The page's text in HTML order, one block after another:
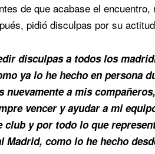
de que acabase el
pidió disculpas por su
disculpas a todos los
ya lo he hecho en persona
nuevamente a mis
vencer y ayudar a mi
club y por todo lo que
Madrid, como lo he hecho